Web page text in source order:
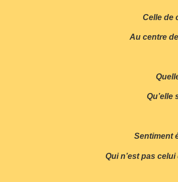
Celle de
Au centre de
Qu’elle
Sentiment
Qui n’est pas celui